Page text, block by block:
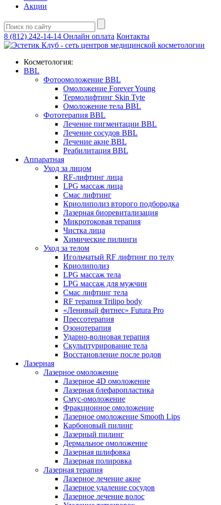
Акции
8 (812) 242-14-14 Онлайн оплата Контакты
Косметология:
BBL
Фотоомоложение BBL
Омоложение Forever Young
Термолифтинг Skin Tyte
Омоложение тела BBL
Фототерапия BBL
Лечение пигментации BBL
Лечение сосудов BBL
Лечение акне BBL
Реабилитация BBL
Аппаратная
Уход за лицом
RF-лифтинг лица
LPG массаж лица
Смас лифтинг
Криолиполиз второго подбородка
Лазерная биоревитализация
Микротоковая терапия
Чистка лица
Химические пилинги
Уход за телом
Игольчатый RF лифтинг по телу
Криолиполиз
LPG массаж тела
LPG массаж для мужчин
Смас лифтинг тела
RF терапия Trilipo body
«Ленивый фитнес» Futura Pro
Прессотерапия
Озонотерапия
Ударно-волновая терапия
Скульптурирование тела
Восстановление после родов
Лазерная
Лазерное омоложение
Лазерное 4D омоложение
Лазерная блефаропластика
Смус-омоложение
Фракционное омоложение
Лазерное омоложение Smooth Lips
Карбоновый пилинг
Лазерный пилинг
Дермальное омоложение
Лазерная шлифовка
Лазерная полировка
Лазерная терапия
Лазерное лечение акне
Лазерное удаление сосудов
Лазерное лечение волос